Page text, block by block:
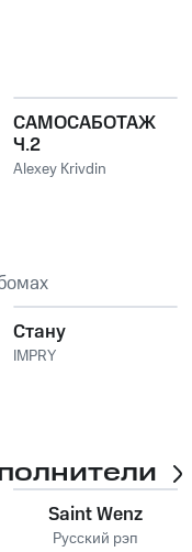
САМОСАБОТАЖ
Ч.2
Alexey Krivdin
Стану
IMPRY
Saint Wenz
Русский рэп